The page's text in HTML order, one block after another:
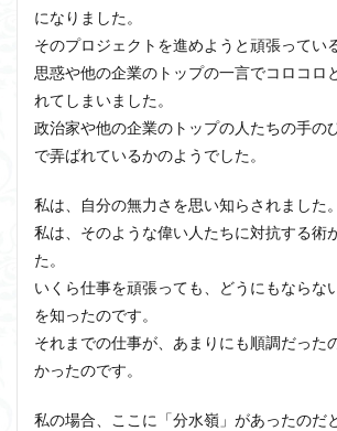
になりました。
そのプロジェクトを進めようと頑張ってい
思惑や他の企業のトップの一言でコロコロ
れてしまいました。
政治家や他の企業のトップの人たちの手の
で弄ばれているかのようでした。
私は、自分の無力さを思い知らされました。
私は、そのような偉い人たちに対抗する術
た。
いくら仕事を頑張っても、どうにもならな
を知ったのです。
それまでの仕事が、あまりにも順調だった
かったのです。
私の場合、ここに「分水嶺」があったのだ